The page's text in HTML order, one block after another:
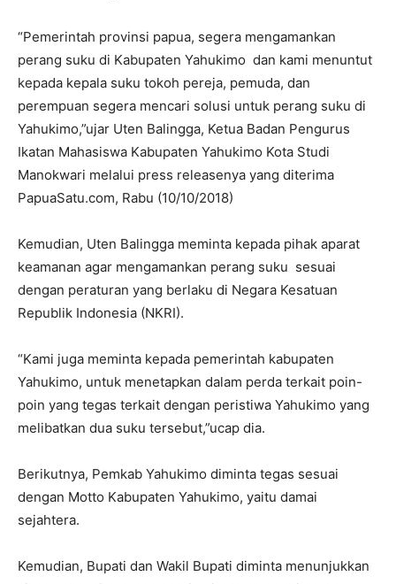
“Pemerintah provinsi papua, segera mengamankan
perang suku di Kabupaten Yahukimo dan kami menuntut
kepada kepala suku tokoh pereja, pemuda, dan
perempuan segera mencari solusi untuk perang suku di
Yahukimo,”ujar Uten Balingga, Ketua Badan Pengurus
Ikatan Mahasiswa Kabupaten Yahukimo Kota Studi
Manokwari melalui press releasenya yang diterima
PapuaSatu.com, Rabu (10/10/2018)
Kemudian, Uten Balingga meminta kepada pihak aparat
keamanan agar mengamankan perang suku sesuai
dengan peraturan yang berlaku di Negara Kesatuan
Republik Indonesia (NKRI).
“Kami juga meminta kepada pemerintah kabupaten
Yahukimo, untuk menetapkan dalam perda terkait poin-
poin yang tegas terkait dengan peristiwa Yahukimo yang
melibatkan dua suku tersebut,”ucap dia.
Berikutnya, Pemkab Yahukimo diminta tegas sesuai
dengan Motto Kabupaten Yahukimo, yaitu damai
sejahtera.
Kemudian, Bupati dan Wakil Bupati diminta menunjukkan